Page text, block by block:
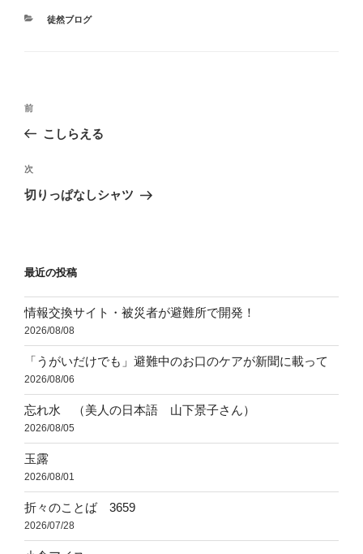
カ
徒然ブログ
投
ビ
ゲ
ン
前
の
稿
前
こしらえる
次
の
次
切りっぱなしシャツ
最近の投稿
情報交換サイト・被災者が避難所で開発！
2026/08/08
「うがいだけでも」避難中のお口のケアが新聞に載って
2026/08/06
忘れ水 （美人の日本語 山下景子さん）
2026/08/05
玉露
2026/08/01
折々のことば 3659
2026/07/28